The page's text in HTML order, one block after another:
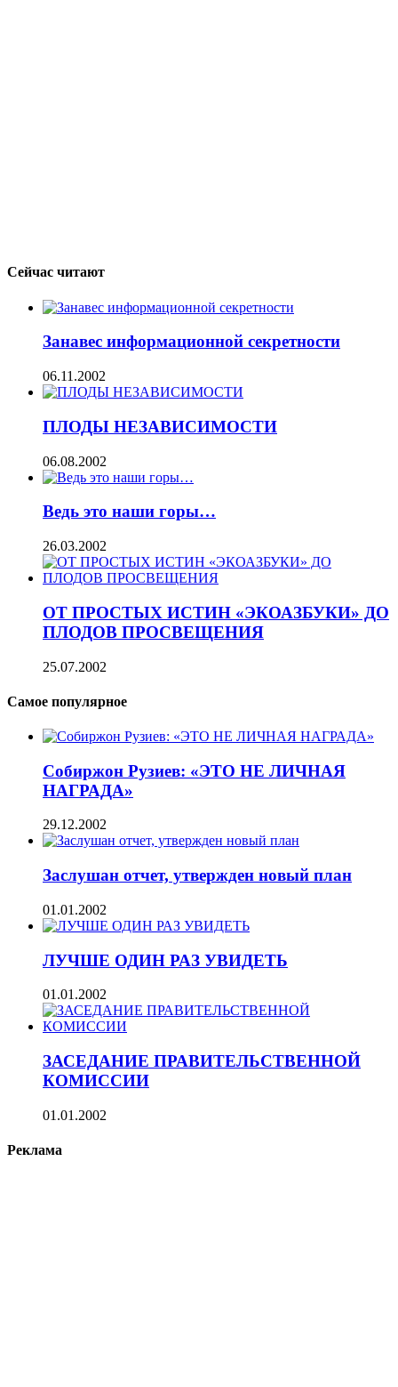
Сейчас читают
Занавес информационной секретности
06.11.2002
ПЛОДЫ НЕЗАВИСИМОСТИ
06.08.2002
Ведь это наши горы…
26.03.2002
ОТ ПРОСТЫХ ИСТИН «ЭКОАЗБУКИ» ДО
ПЛОДОВ ПРОСВЕЩЕНИЯ
25.07.2002
Самое популярное
Собиржон Рузиев: «ЭТО НЕ ЛИЧНАЯ
НАГРАДА»
29.12.2002
Заслушан отчет, утвержден новый план
01.01.2002
ЛУЧШЕ ОДИН РАЗ УВИДЕТЬ
01.01.2002
ЗАСЕДАНИЕ ПРАВИТЕЛЬСТВЕННОЙ
КОМИССИИ
01.01.2002
Реклама